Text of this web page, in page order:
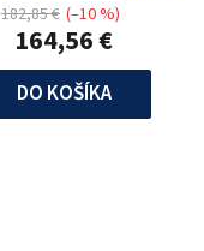
164,56 €
182,85 € (–10 %)
DO KOŠÍKA